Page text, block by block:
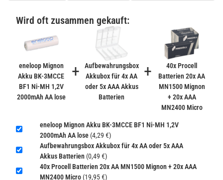
Lithium
Versand
(Gefahrgut UN3090 Versand
gem. SV188 ADR)
+
Verbatim Cool'n'Go AirJet Handventilator 4000mAh
Grau Lila
inkl. 19% USt. zzgl. Versand
(Gefahrgut UN3480 Versand
gem. SV188 ADR)
−
Verbatim Cool'n'Go AirJet Handventilator Weiß Silber
Wird oft zusammen gekauft:
eneloop Mignon
Akku BK-3MCCE
BF1 Ni-MH 1,2V
2000mAh AA lose
+
Aufbewahrungsbox
Akkubox für 4x AA
oder 5x AAA Akkus
Batterien
+
40x Procell
Batterien 20x AA
MN1500 Mignon
+ 20x AAA
MN2400 Micro
eneloop Mignon Akku BK-3MCCE BF1 Ni-MH 1,2V
2000mAh AA lose (4,29 €)
Aufbewahrungsbox Akkubox für 4x AA oder 5x AAA
Akkus Batterien (0,49 €)
40x Procell Batterien 20x AA MN1500 Mignon + 20x AAA
MN2400 Micro (19,95 €)